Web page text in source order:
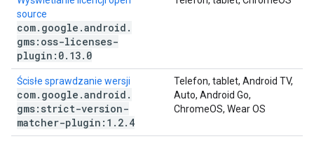
source
com. google .android .
gms:oss-licenses-
plugin:0. 13. 0
Ścisłe sprawdzanie wersji
com. google .android .
gms:strict-version-
matcher-plugin:1 . 2. 4
Telefon, tablet, Android TV,
Auto, Android Go,
ChromeOS, Wear OS